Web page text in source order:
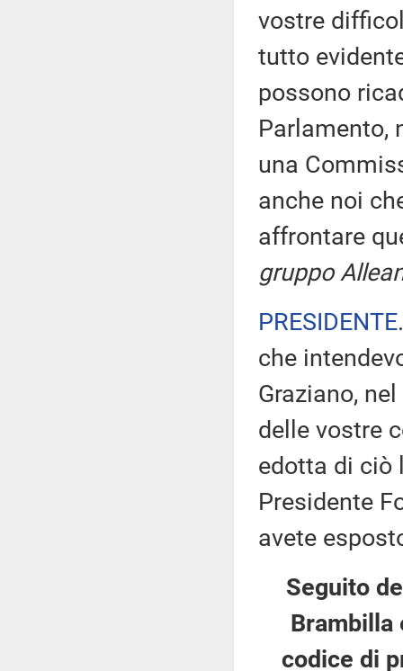
vostre
tutto
possono
Parlamento,
una
anche noi
affrontare
gruppo
PRESIDENTE
che
Graziano,
delle vostre
edotta di ciò
Presidente
avete
Seguito
Brambilla
codice di